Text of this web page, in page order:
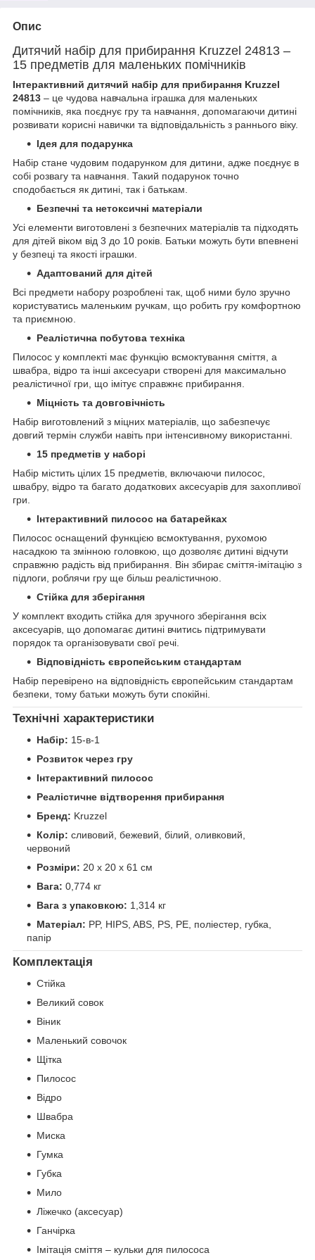
Опис
Дитячий набір для прибирання Kruzzel 24813 –
15 предметів для маленьких помічників
Інтерактивний дитячий набір для прибирання Kruzzel
24813 – це чудова навчальна іграшка для маленьких
помічників, яка поєднує гру та навчання, допомагаючи дитині
розвивати корисні навички та відповідальність з раннього віку.
Ідея для подарунка
Набір стане чудовим подарунком для дитини, адже поєднує в
собі розвагу та навчання. Такий подарунок точно
сподобається як дитині, так і батькам.
Безпечні та нетоксичні матеріали
Усі елементи виготовлені з безпечних матеріалів та підходять
для дітей віком від 3 до 10 років. Батьки можуть бути впевнені
у безпеці та якості іграшки.
Адаптований для дітей
Всі предмети набору розроблені так, щоб ними було зручно
користуватись маленьким ручкам, що робить гру комфортною
та приємною.
Реалістична побутова техніка
Пилосос у комплекті має функцію всмоктування сміття, а
швабра, відро та інші аксесуари створені для максимально
реалістичної гри, що імітує справжнє прибирання.
Міцність та довговічність
Набір виготовлений з міцних матеріалів, що забезпечує
довгий термін служби навіть при інтенсивному використанні.
15 предметів у наборі
Набір містить цілих 15 предметів, включаючи пилосос,
швабру, відро та багато додаткових аксесуарів для захопливої
гри.
Інтерактивний пилосос на батарейках
Пилосос оснащений функцією всмоктування, рухомою
насадкою та змінною головкою, що дозволяє дитині відчути
справжню радість від прибирання. Він збирає сміття-імітацію з
підлоги, роблячи гру ще більш реалістичною.
Стійка для зберігання
У комплект входить стійка для зручного зберігання всіх
аксесуарів, що допомагає дитині вчитись підтримувати
порядок та організовувати свої речі.
Відповідність європейським стандартам
Набір перевірено на відповідність європейським стандартам
безпеки, тому батьки можуть бути спокійні.
Технічні характеристики
Набір: 15-в-1
Розвиток через гру
Інтерактивний пилосос
Реалістичне відтворення прибирання
Бренд: Kruzzel
Колір: сливовий, бежевий, білий, оливковий,
червоний
Розміри: 20 x 20 x 61 см
Вага: 0,774 кг
Вага з упаковкою: 1,314 кг
Матеріал: PP, HIPS, ABS, PS, PE, поліестер, губка,
папір
Комплектація
Стійка
Великий совок
Віник
Маленький совочок
Щітка
Пилосос
Відро
Швабра
Миска
Гумка
Губка
Мило
Ліжечко (аксесуар)
Ганчірка
Імітація сміття – кульки для пилососа